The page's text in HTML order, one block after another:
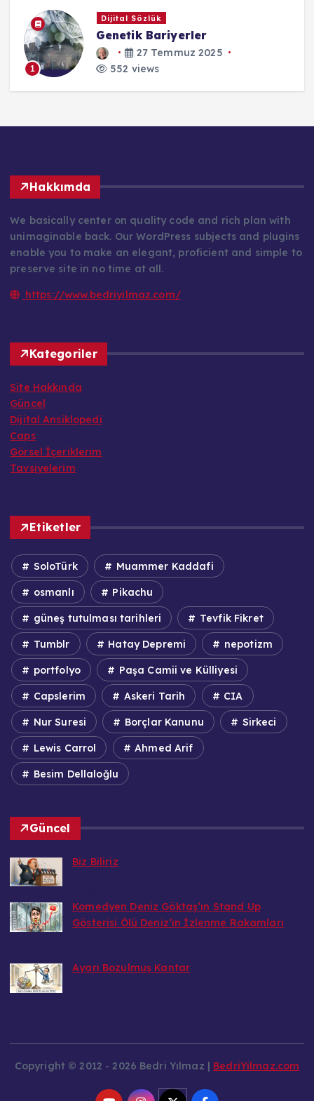
1
Dijital Sözlük
Genetik Bariyerler
27 Temmuz 2025
552 views
Hakkımda
We basically center on quality code and rich plan with
unimaginable back. Our WordPress subjects and plugins
enable you to make an elegant, proficient and simple to
preserve site in no time at all.
https://www.bedriyilmaz.com/
Kategoriler
Site Hakkında
Güncel
Dijital Ansiklopedi
Caps
Görsel İçeriklerim
Tavsiyelerim
Etiketler
SoloTürk Muammer Kaddafi
osmanlı Pikachu
güneş tutulması tarihleri Tevfik Fikret
Tumblr Hatay Depremi nepotizm
portfolyo Paşa Camii ve Külliyesi
Capslerim Askeri Tarih CIA
Nur Suresi Borçlar Kanunu Sirkeci
Lewis Carrol Ahmed Arif
Besim Dellaloğlu
Güncel
Biz Biliriz
Komedyen Deniz Göktaş’ın Stand Up
Gösterisi Ölü Deniz’in İzlenme Rakamları
Ayarı Bozulmuş Kantar
Copyright © 2012 - 2026 Bedri Yılmaz | BedriYilmaz.com